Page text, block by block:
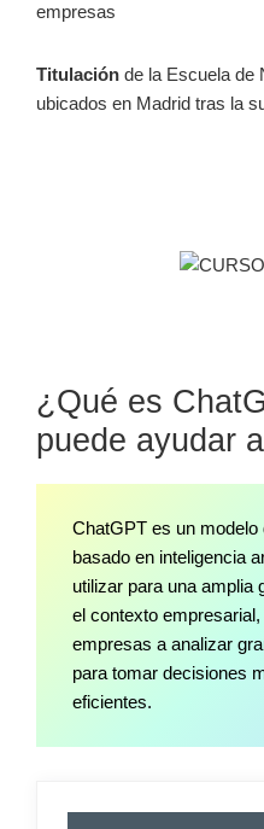
empresas
Titulación de la Escuela de
ubicados en Madrid tras la
¿Qué es
puede ayudar
ChatGPT es un modelo
basado en inteligencia
utilizar para una amplia
el contexto
empresas a analizar
para tomar decisiones
eficientes.